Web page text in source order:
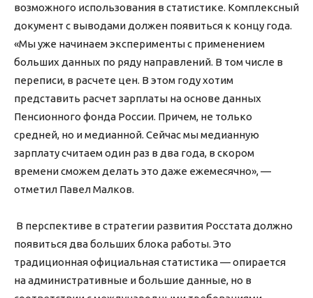
возможного использования в статистике. Комплексный
документ с выводами должен появиться к концу года.
«Мы уже начинаем эксперименты с применением
больших данных по ряду направлений. В том числе в
переписи, в расчете цен. В этом году хотим
представить расчет зарплаты на основе данных
Пенсионного фонда России. Причем, не только
средней, но и медианной. Сейчас мы медианную
зарплату считаем один раз в два года, в скором
времени сможем делать это даже ежемесячно», —
отметил Павел Малков.
В перспективе в стратегии развития Росстата должно
появиться два больших блока работы. Это
традиционная официальная статистика — опирается
на административные и большие данные, но в